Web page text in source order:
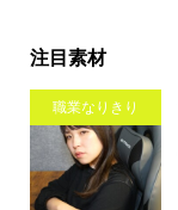
注目素材
職業なりきり